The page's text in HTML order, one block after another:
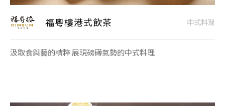
福粵樓港式飲茶 中式料理
汲取食與藝的精粹 展現磅礡氣勢的中式料理